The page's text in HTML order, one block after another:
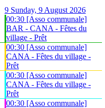
9 Sunday, 9 August 2026
00:30 [Asso communale]
BAR - CANA - Fêtes du
village - Prêt
00:30 [Asso communale]
CANA - Fêtes du village -
Prêt
00:30 [Asso communale]
CANA - Fêtes du village -
Prêt
00:30 [Asso communale]